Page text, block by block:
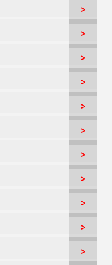
>
>
>
>
>
>
>
>
>
>
>